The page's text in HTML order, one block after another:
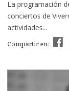
La programación
conciertos de
actividades...
Compartir en: